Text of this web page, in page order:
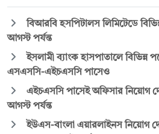
বিআরবি হসপিটালস লিমিটেডে
আগস্ট পর্যন্ত
ইসলামী ব্যাংক হাসপাতালে বিভিন্ন
এসএসসি-এইচএসসি পাসেও
এইচএসসি পাসেই অফিসার নিয়োগ
আগস্ট পর্যন্ত
ইউএস-বাংলা এয়ারলাইনস নিয়োগ